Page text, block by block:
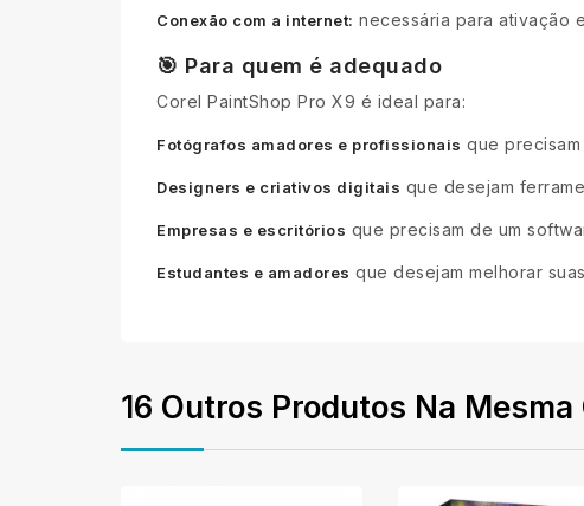
Conexão com a internet: necessária para ativação
🎯 Para quem é adequado
Corel PaintShop Pro X9 é ideal para:
Fotógrafos amadores e profissionais que
Designers e criativos digitais que desejam
Empresas e escritórios que precisam de um
Estudantes e amadores que desejam melhorar
16 Outros Produtos Na Mesma